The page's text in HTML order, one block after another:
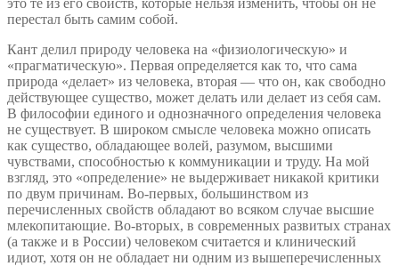
перестал быть самим собой.
Кант делил природу человека на «физиологическую» и
«прагматическую». Первая определяется как то, что сама
природа «делает» из человека, вторая — что он, как свободно
действующее существо, может делать или делает из себя сам.
В философии единого и однозначного определения человека
не существует. В широком смысле человека можно описать
как существо, обладающее волей, разумом, высшими
чувствами, способностью к коммуникации и труду. На мой
взгляд, это «определение» не выдерживает никакой критики
по двум причинам. Во-первых, большинством из
перечисленных свойств обладают во всяком случае высшие
млекопитающие. Во-вторых, в современных развитых странах
(а также и в России) человеком считается и клинический
идиот, хотя он не обладает ни одним из вышеперечисленных